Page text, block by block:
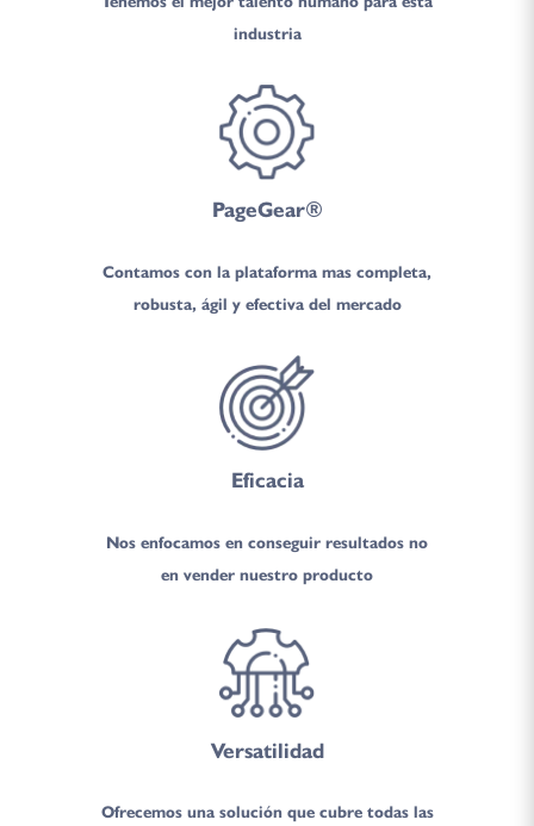
industria
PageGear®
Contamos con la plataforma mas completa,
robusta, ágil y efectiva del mercado
Eficacia
Nos enfocamos en conseguir resultados no
en vender nuestro producto
Versatilidad
Ofrecemos una solución que cubre todas las